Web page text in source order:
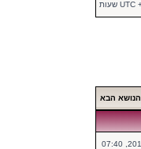
הנושא הבא